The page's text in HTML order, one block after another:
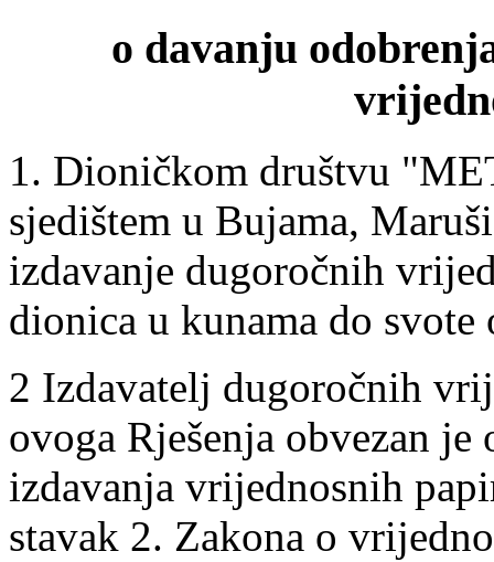
o davanju
1. Dioničkom društvu
sjedištem u Bujama,
izdavanje dugoročnih
dionica u kunama do
2 Izdavatelj dugoročnih
ovoga Rješenja obvezan
izdavanja vrijednosnih
stavak 2. Zakona o